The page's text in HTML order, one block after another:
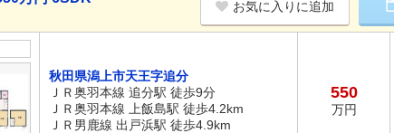
お気に入りに追加
秋田県潟上市天王字追分
ＪＲ奥羽本線 追分駅 徒歩9分
ＪＲ奥羽本線 上飯島駅 徒歩4.2km
ＪＲ男鹿線 出戸浜駅 徒歩4.9km
550
万円